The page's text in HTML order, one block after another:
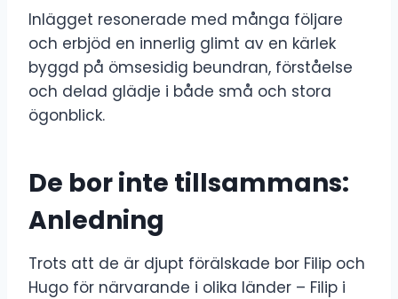
Inlägget resonerade med många följare
och erbjöd en innerlig glimt av en kärlek
byggd på ömsesidig beundran, förståelse
och delad glädje i både små och stora
ögonblick.
De bor inte tillsammans:
Anledning
Trots att de är djupt förälskade bor Filip och
Hugo för närvarande i olika länder – Filip i